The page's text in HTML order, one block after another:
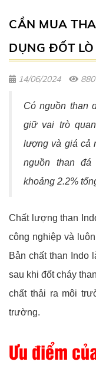
CẦN MUA
DỤNG ĐỐT
14/06/2024 880
Có nguồn than
giữ vai trò
lượng và giá cả
nguồn than
khoảng 2.2%
Chất lượng than
công nghiệp và
Bản chất than Indo
sau khi đốt cháy
chất thải ra môi
trường.
Ưu điểm